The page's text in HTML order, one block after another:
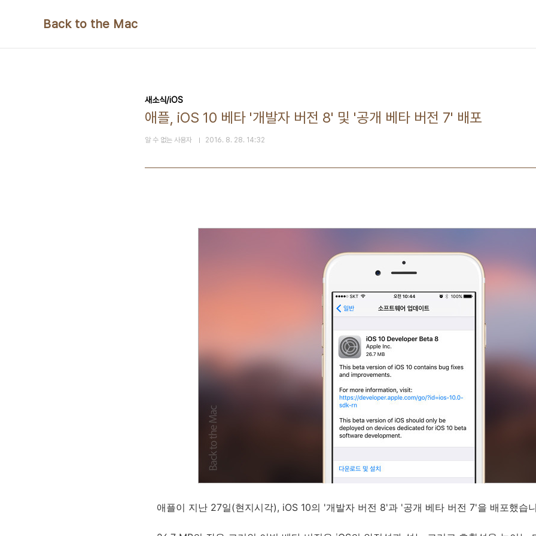
Back to the Mac
새소식/iOS
애플, iOS 10 베타 '개발자 버전 8' 및 '공개 베타 버전 7' 배포
알 수 없는 사용자 2016. 8. 28. 14:32
애플이 지난 27일(현지시각), iOS 10의 '개발자 버전 8'과 '공개 베타 버전 7'을 배포했습